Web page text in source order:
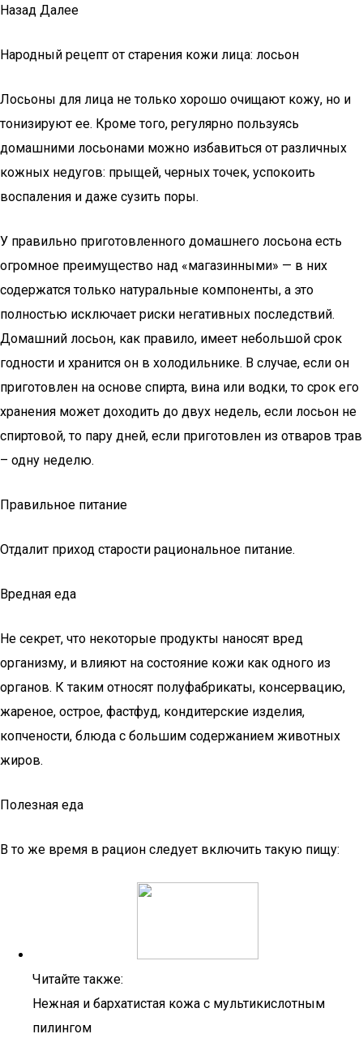
Назад Далее
Народный рецепт от старения кожи лица: лосьон
Лосьоны для лица не только хорошо очищают кожу, но и
тонизируют ее. Кроме того, регулярно пользуясь
домашними лосьонами можно избавиться от различных
кожных недугов: прыщей, черных точек, успокоить
воспаления и даже сузить поры.
У правильно приготовленного домашнего лосьона есть
огромное преимущество над «магазинными» — в них
содержатся только натуральные компоненты, а это
полностью исключает риски негативных последствий.
Домашний лосьон, как правило, имеет небольшой срок
годности и хранится он в холодильнике. В случае, если он
приготовлен на основе спирта, вина или водки, то срок его
хранения может доходить до двух недель, если лосьон не
спиртовой, то пару дней, если приготовлен из отваров трав
– одну неделю.
Правильное питание
Отдалит приход старости рациональное питание.
Вредная еда
Не секрет, что некоторые продукты наносят вред
организму, и влияют на состояние кожи как одного из
органов. К таким относят полуфабрикаты, консервацию,
жареное, острое, фастфуд, кондитерские изделия,
копчености, блюда с большим содержанием животных
жиров.
Полезная еда
В то же время в рацион следует включить такую пищу:
Читайте также:
Нежная и бархатистая кожа с мультикислотным
пилингом